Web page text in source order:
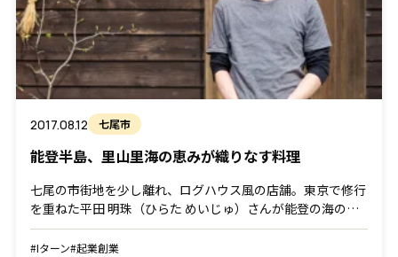
2017.08.12 七尾市
能登半島、里山里海の恵みが織りなす料理
七尾の市街地を少し離れ、ログハウス風の店舗。東京で修行
を重ねた平田 明珠（ひらた めいじゅ）さんが能登の海の
幸、山の幸に惚れ込み、素材の旨味を最大限に引き出したイ
タリアンレストランVilla della Pace （ヴィ […]
#Iターン#起業創業